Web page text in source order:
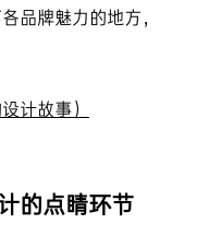
品牌魅力的地方，
计故事）
的点睛环节